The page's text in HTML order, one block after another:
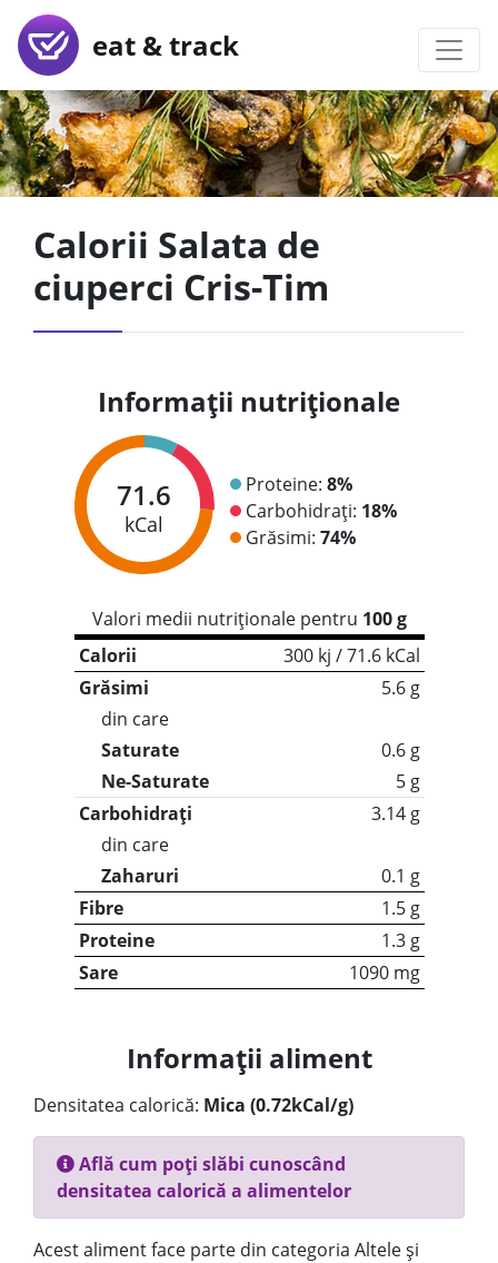
eat & track
Calorii Salata de
ciuperci Cris-Tim
Informații nutriționale
71.6
kCal
Proteine: 8%
Carbohidrați: 18%
Grăsimi: 74%
Valori medii nutriționale pentru 100 g
Calorii
300 kj / 71.6 kCal
Grăsimi
5.6 g
din care
Saturate
0.6 g
Ne-Saturate
5 g
Carbohidrați
3.14 g
din care
Zaharuri
0.1 g
Fibre
1.5 g
Proteine
1.3 g
Sare
1090 mg
Informații aliment
Densitatea calorică: Mica (0.72kCal/g)
Află cum poți slăbi cunoscând
densitatea calorică a alimentelor
Acest aliment face parte din categoria Altele și